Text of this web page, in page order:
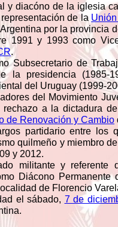
y diacóno de la iglesia
de la
por la provincia
1991 y 1993 como
.
Subsecretario de
la presidencia (1985-
del Uruguay (1999-
del Movimiento
a la dictadura
de Renovación y Cambio
partidario entre los
quilmeño y miembro
y 2012.
militante y referente
Diácono Permanente
de Florencio
el sábado, 7 de